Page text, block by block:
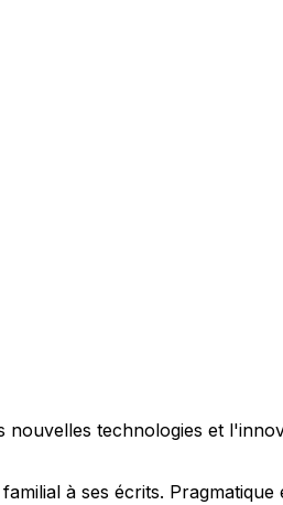
technologies et
à ses écrits.